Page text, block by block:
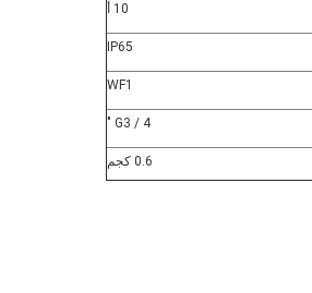
10 أ
IP65
WF1
G3 / 4 "
0.6 كجم